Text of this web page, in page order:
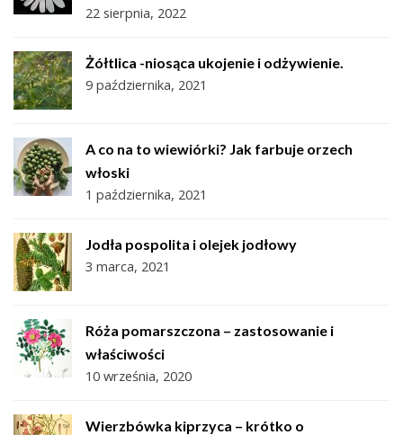
22 sierpnia, 2022
Żółtlica -niosąca ukojenie i odżywienie.
9 października, 2021
A co na to wiewiórki? Jak farbuje orzech
włoski
1 października, 2021
Jodła pospolita i olejek jodłowy
3 marca, 2021
Róża pomarszczona – zastosowanie i
właściwości
10 września, 2020
Wierzbówka kiprzyca – krótko o